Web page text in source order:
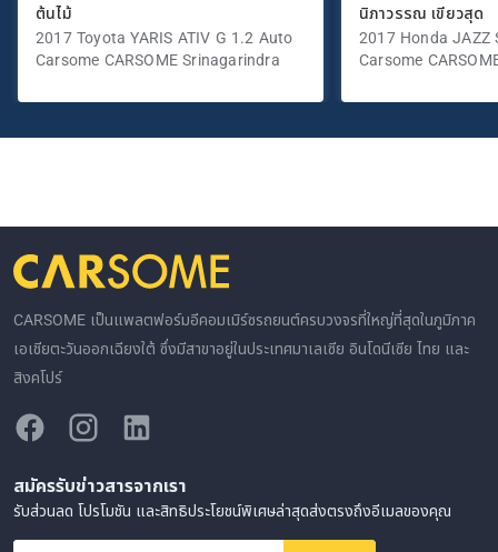
ต้นไม้
2017 Toyota YARIS ATIV G 1.2 Auto
Carsome CARSOME Srinagarindra
นิภาวรรณ เขียวสุด
2017 Honda JAZZ
Carsome
CARSOME เป็นแพลตฟอร์มอีคอมเมิร์ซรถยนต์ครบวงจรที่ใหญ่ที่สุดในภูมิภาค
เอเชียตะวันออกเฉียงใต้ ซึ่งมีสาขาอยู่ในประเทศมาเลเซีย อินโดนีเซีย ไทย และ
สิงคโปร์
สมัครรับข่าวสารจากเรา
รับส่วนลด โปรโมชัน และสิทธิประโยชน์พิเศษล่าสุดส่งตรงถึงอีเมลของคุณ